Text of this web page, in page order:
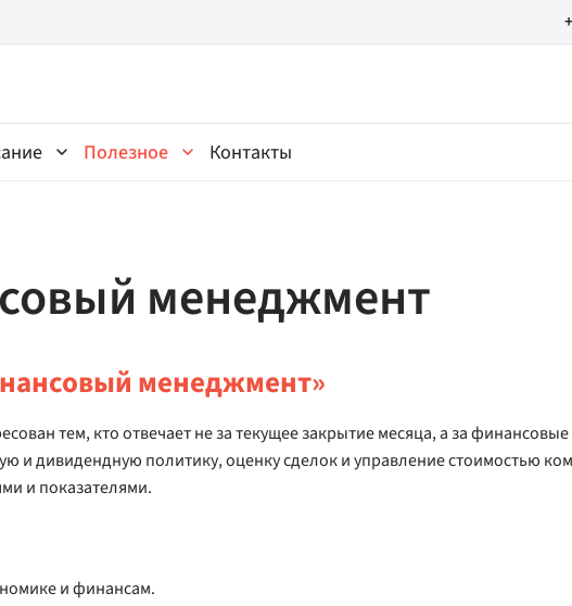
Полезное Контакты
менеджмент
менеджмент»
тем, кто отвечает не за текущее закрытие месяца, а за
и дивидендную политику, оценку сделок и управление стоимостью
и показателями.
и финансам.